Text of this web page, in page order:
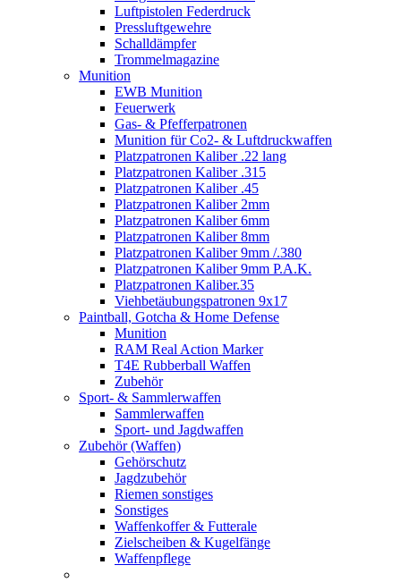
Luftpistolen Federdruck
Pressluftgewehre
Schalldämpfer
Trommelmagazine
Munition
EWB Munition
Feuerwerk
Gas- & Pfefferpatronen
Munition für Co2- & Luftdruckwaffen
Platzpatronen Kaliber .22 lang
Platzpatronen Kaliber .315
Platzpatronen Kaliber .45
Platzpatronen Kaliber 2mm
Platzpatronen Kaliber 6mm
Platzpatronen Kaliber 8mm
Platzpatronen Kaliber 9mm /.380
Platzpatronen Kaliber 9mm P.A.K.
Platzpatronen Kaliber.35
Viehbetäubungspatronen 9x17
Paintball, Gotcha & Home Defense
Munition
RAM Real Action Marker
T4E Rubberball Waffen
Zubehör
Sport- & Sammlerwaffen
Sammlerwaffen
Sport- und Jagdwaffen
Zubehör (Waffen)
Gehörschutz
Jagdzubehör
Riemen sonstiges
Sonstiges
Waffenkoffer & Futterale
Zielscheiben & Kugelfänge
Waffenpflege